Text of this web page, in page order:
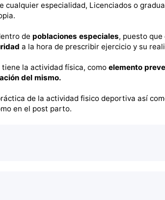
especialidad, Licenciados o
de poblaciones especiales, puesto que
a la hora de prescribir ejercicio y su
la actividad física, como elemento
del mismo.
de la actividad fisico deportiva así
en el post parto.